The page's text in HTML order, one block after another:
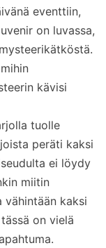
eventtiin,
on luvassa,
kävisi
tuolle
peräti kaksi
ei löydy
miitin
vähintään kaksi
on vielä